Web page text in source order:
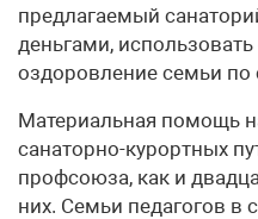
предлагаемый
деньгами, использовать
оздоровление семьи
Материальная помощь
санаторно-курортных
профсоюза, как и
них. Семьи педагогов в